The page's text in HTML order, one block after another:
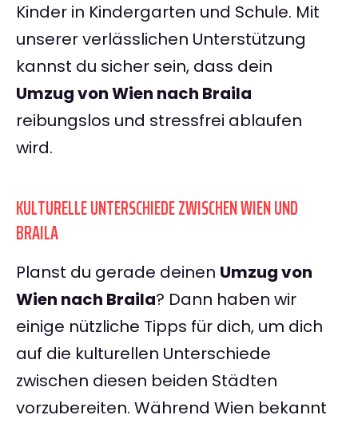
Kinder in Kindergarten und Schule. Mit
unserer verlässlichen Unterstützung
kannst du sicher sein, dass dein
Umzug von Wien nach Braila
reibungslos und stressfrei ablaufen
wird.
KULTURELLE UNTERSCHIEDE ZWISCHEN WIEN UND
BRAILA
Planst du gerade deinen Umzug von
Wien nach Braila? Dann haben wir
einige nützliche Tipps für dich, um dich
auf die kulturellen Unterschiede
zwischen diesen beiden Städten
vorzubereiten. Während Wien bekannt